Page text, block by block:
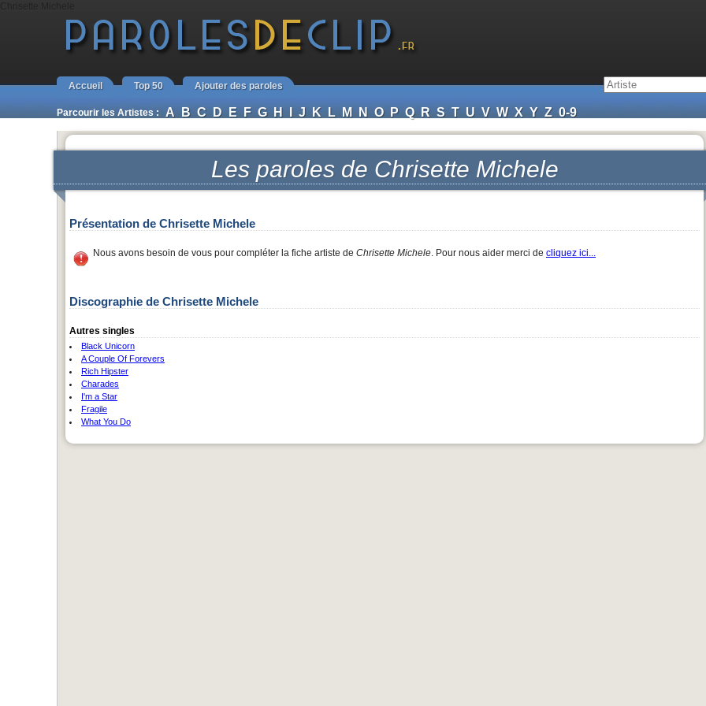
Accueil Top 50 Ajouter des paroles
Parcourir les Artistes : A B C D E F G H I J K L M N O P Q R S T U V W X Y Z 0-9
Les paroles de Chrisette Michele
Présentation de Chrisette Michele
Nous avons besoin de vous pour compléter la fiche artiste de Chrisette Michele. Pour nous aider merci de cliquez ici...
Discographie de Chrisette Michele
Autres singles
Black Unicorn
A Couple Of Forevers
Rich Hipster
Charades
I'm a Star
Fragile
What You Do